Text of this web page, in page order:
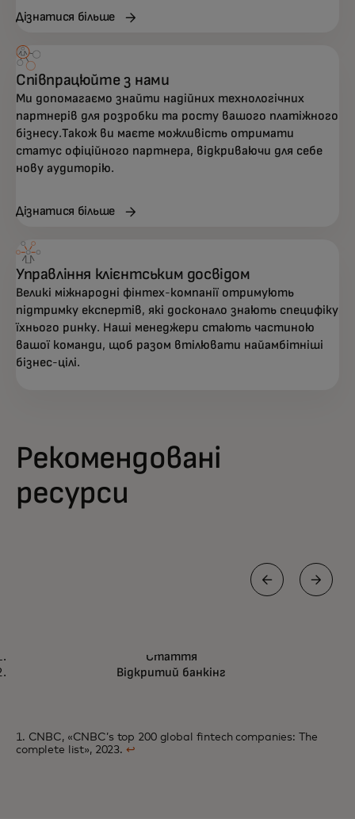
Дізнатися більше
Співпрацюйте з нами
Ми допомагаємо знайти надійних технологічних
партнерів для розробки та росту вашого платіжного
бізнесу.Також ви маєте можливість отримати
статус офіційного партнера, відкриваючи для себе
нову аудиторію.
Дізнатися більше
Управління клієнтським досвідом
Великі міжнародні фінтех-компанії отримують
підтримку експертів, які досконало знають специфіку
їхнього ринку. Наші менеджери стають частиною
вашої команди, щоб разом втілювати найамбітніші
бізнес-цілі.
Рекомендовані
ресурси
Спільно творимо майбутнє
платіжних рішень
Дізнатися більше
Стаття
Відкритий банкінг
1. CNBC, «CNBC’s top 200 global fintech companies: The
complete list», 2023. ↩